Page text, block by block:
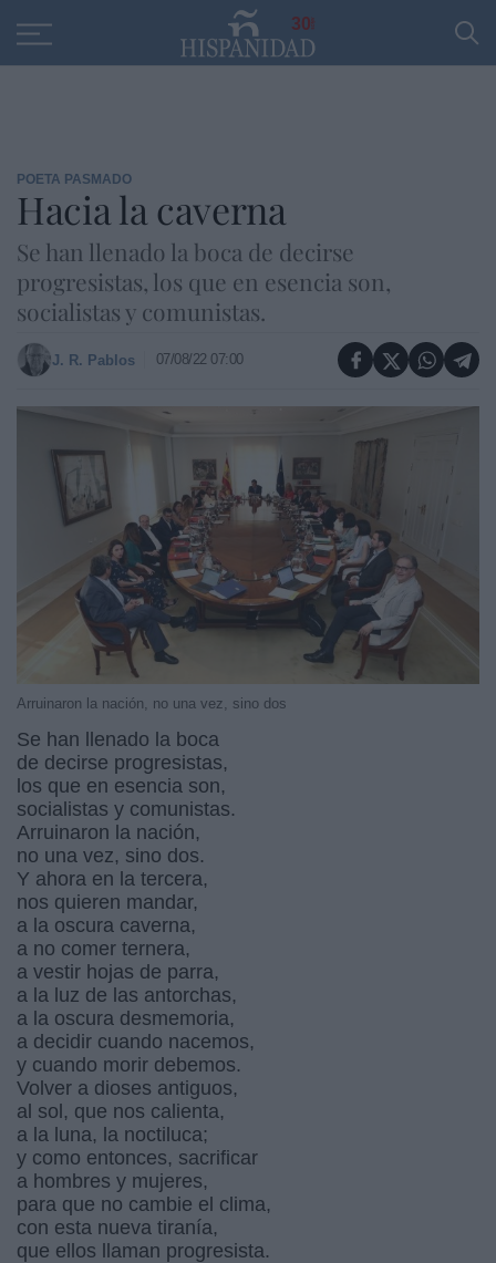
30
POETA PASMADO
Hacia la caverna
Se han llenado la boca de decirse
progresistas, los que en esencia son,
socialistas y comunistas.
J. R. Pablos 07/08/22 07:00
Arruinaron la nación, no una vez, sino dos
Se han llenado la boca
de decirse progresistas,
los que en esencia son,
socialistas y comunistas.
Arruinaron la nación,
no una vez, sino dos.
Y ahora en la tercera,
nos quieren mandar,
a la oscura caverna,
a no comer ternera,
a vestir hojas de parra,
a la luz de las antorchas,
a la oscura desmemoria,
a decidir cuando nacemos,
y cuando morir debemos.
Volver a dioses antiguos,
al sol, que nos calienta,
a la luna, la noctiluca;
y como entonces, sacrificar
a hombres y mujeres,
para que no cambie el clima,
con esta nueva tiranía,
que ellos llaman progresista.